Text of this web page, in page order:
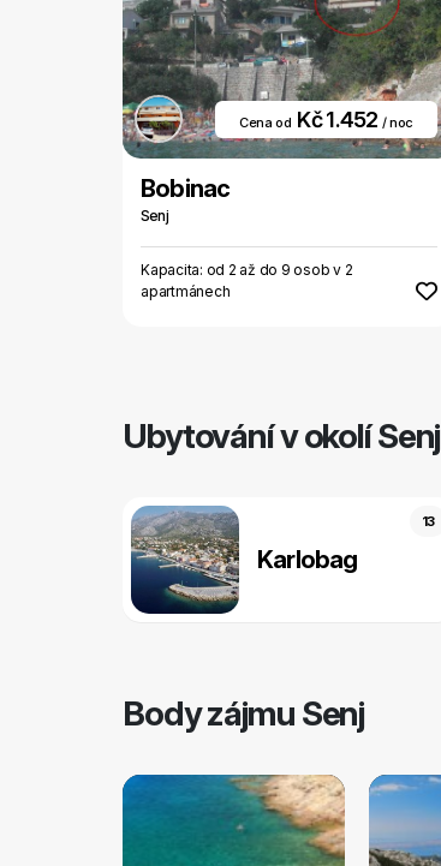
Cena od Kč 1.452 / noc
Bobinac
Senj
Kapacita: od 2 až do 9 osob v 2
apartmánech
Ubytování v okolí Senj
Karlobag
13
Body zájmu Senj